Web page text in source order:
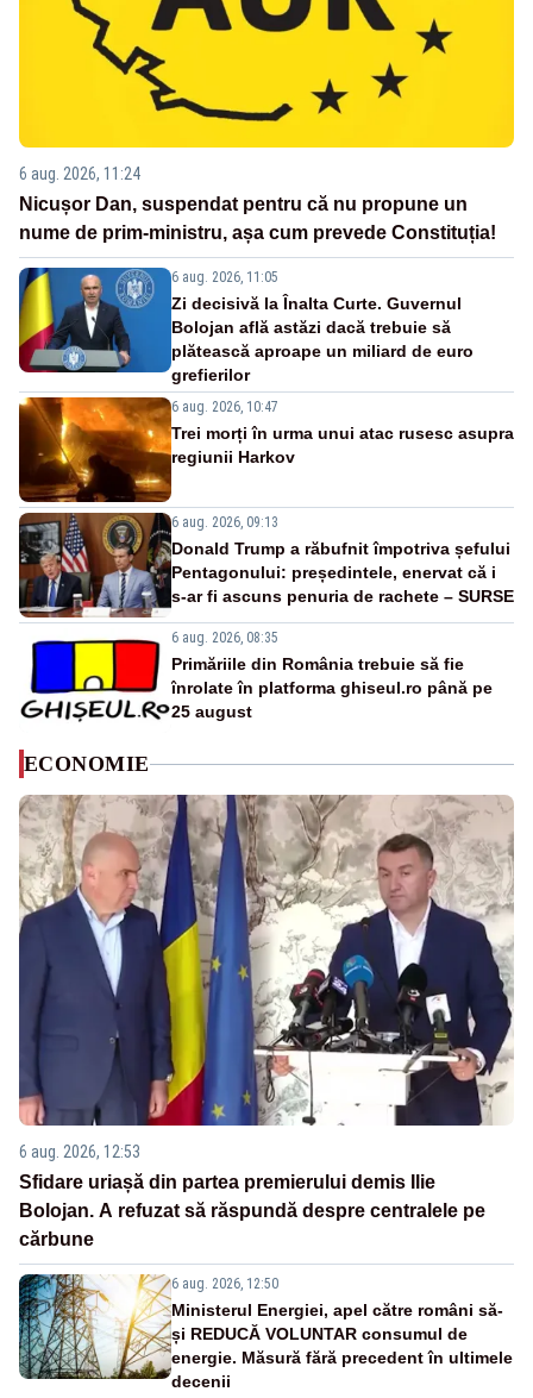
6 aug. 2026, 11:24
Nicușor Dan, suspendat pentru că nu propune un
nume de prim-ministru, așa cum prevede Constituția!
6 aug. 2026, 11:05
Zi decisivă la Înalta Curte. Guvernul
Bolojan află astăzi dacă trebuie să
plătească aproape un miliard de euro
grefierilor
6 aug. 2026, 10:47
Trei morți în urma unui atac rusesc asupra
regiunii Harkov
6 aug. 2026, 09:13
Donald Trump a răbufnit împotriva șefului
Pentagonului: președintele, enervat că i
s-ar fi ascuns penuria de rachete – SURSE
6 aug. 2026, 08:35
Primăriile din România trebuie să fie
înrolate în platforma ghiseul.ro până pe
25 august
ECONOMIE
6 aug. 2026, 12:53
Sfidare uriașă din partea premierului demis Ilie
Bolojan. A refuzat să răspundă despre centralele pe
cărbune
6 aug. 2026, 12:50
Ministerul Energiei, apel către români să-
și REDUCĂ VOLUNTAR consumul de
energie. Măsură fără precedent în ultimele
decenii